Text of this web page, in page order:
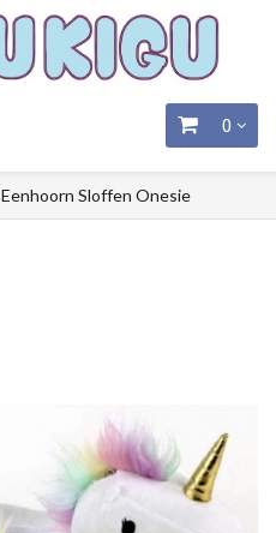
0
Eenhoorn Sloffen Onesie